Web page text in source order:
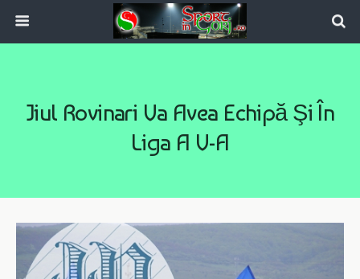
Jiul Rovinari Va Avea Echipă Şi În
Liga A V-A